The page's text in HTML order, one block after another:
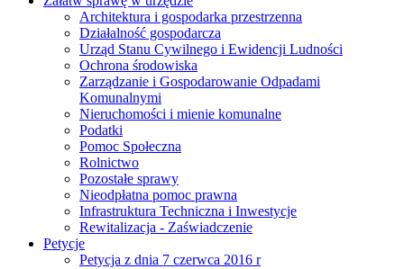
Architektura i gospodarka przestrzenna
Działalność gospodarcza
Urząd Stanu Cywilnego i Ewidencji Ludności
Ochrona środowiska
Zarządzanie i Gospodarowanie Odpadami
Komunalnymi
Nieruchomości i mienie komunalne
Podatki
Pomoc Społeczna
Rolnictwo
Pozostałe sprawy
Nieodpłatna pomoc prawna
Infrastruktura Techniczna i Inwestycje
Rewitalizacja - Zaświadczenie
Petycje
Petycja z dnia 7 czerwca 2016 r